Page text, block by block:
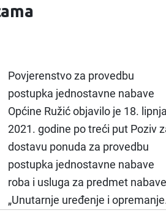
Povjerenstvo za provedbu
postupka jednostavne nabave
Općine Ružić objavilo je 18.
2021. godine po treći put Poziv
dostavu ponuda za provedbu
postupka jednostavne nabave
roba i usluga za predmet nabave
„Unutarnje uređenje i